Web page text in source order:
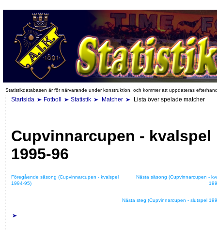
Statistikdatabasen är för närvarande under konstruktion, och kommer att uppdateras
Startsida Fotboll Statistik Matcher Lista över spelade matcher
Cupvinnarcupen - kvalspel
1995-96
Föregående säsong (Cupvinnarcupen - kvalspel
1994-95)
Nästa säsong (Cupvinnarcupen -
Nästa steg (Cupvinnarcupen - slutspel